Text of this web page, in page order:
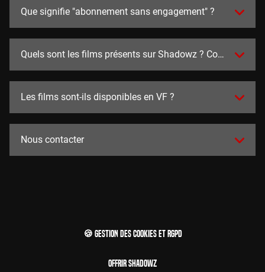
Que signifie "abonnement sans engagement" ?
Quels sont les films présents sur Shadowz ? Combien y en
Les films sont-ils disponibles en VF ?
Nous contacter
🍪 Gestion des cookies et RGPD
Offrir Shadowz